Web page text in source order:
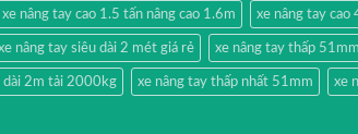
xe nâng tay cao 1.5 tấn nâng cao 1.6m xe nâng tay cao
nâng tay siêu dài 2 mét giá rẻ xe nâng tay thấp
dài 2m tải 2000kg xe nâng tay thấp nhất 51mm xe